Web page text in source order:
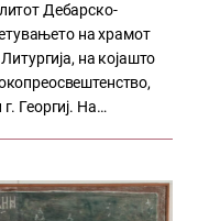
Дебарско-
на храмот
на којашто
Георгиј. На…